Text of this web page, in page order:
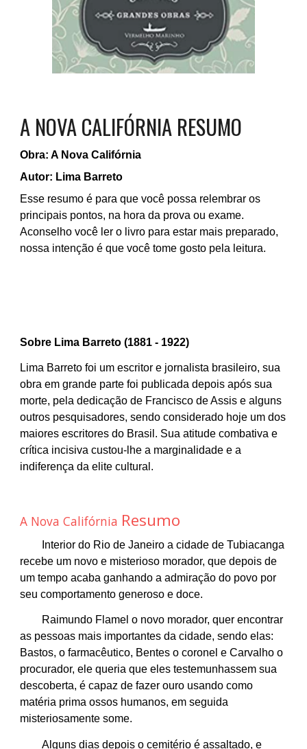
A NOVA CALIFÓRNIARESUMO
Obra: A Nova Califórnia
Autor: Lima Barreto
Esse resumo é para que você possa relembrar os
principais pontos, na hora da prova ou exame.
Aconselho você ler o livro para estar mais preparado,
nossa intenção é que você tome gosto pela leitura.
Sobre Lima Barreto (1881 - 1922)
Lima Barreto foi um escritor e jornalista brasileiro, sua
obra em grande parte foi publicada depois após sua
morte, pela dedicação de Francisco de Assis e alguns
outros pesquisadores, sendo considerado hoje um dos
maiores escritores do Brasil. Sua atitude combativa e
crítica incisiva custou-lhe a marginalidade e a
indiferença da elite cultural.
A Nova Califórnia Resumo
Interior do Rio de Janeiro a cidade de Tubiacanga
recebe um novo e misterioso morador, que depois de
um tempo acaba ganhando a admiração do povo por
seu comportamento generoso e doce.
Raimundo Flamel o novo morador,quer encontrar
as pessoas mais importantes da cidade, sendo elas:
Bastos, o farmacêutico, Bentes o coronel e Carvalho o
procurador, ele queria que eles testemunhassem sua
descoberta, é capaz defazer ouro usando como
matéria prima ossos humanos, em seguida
misteriosamente some.
Alguns dias depois o cemitério é assaltado, e